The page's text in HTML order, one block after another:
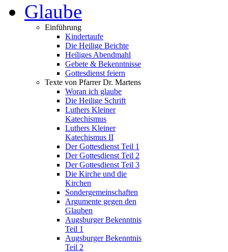
Glaube
Einführung
Kindertaufe
Die Heilige Beichte
Heiliges Abendmahl
Gebete & Bekenntnisse
Gottesdienst feiern
Texte von Pfarrer Dr. Martens
Woran ich glaube
Die Heilige Schrift
Luthers Kleiner
Katechismus
Luthers Kleiner
Katechismus II
Der Gottesdienst Teil 1
Der Gottesdienst Teil 2
Der Gottesdienst Teil 3
Die Kirche und die
Kirchen
Sondergemeinschaften
Argumente gegen den
Glauben
Augsburger Bekenntnis
Teil 1
Augsburger Bekenntnis
Teil 2